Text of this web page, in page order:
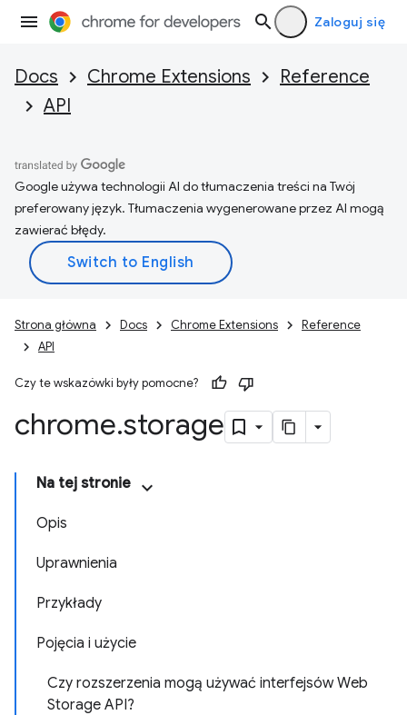
Zaloguj się
Docs Chrome Extensions
Reference
API
Google używa technologii AI do tłumaczenia treści na Twój
preferowany język. Tłumaczenia wygenerowane przez AI mogą
zawierać błędy.
Strona główna Docs Chrome Extensions
Reference
API
Czy te wskazówki były pomocne?
chrome.storage
Na tej stronie
Opis
Uprawnienia
Przykłady
Pojęcia i użycie
Czy rozszerzenia mogą używać interfejsów Web
Storage API?